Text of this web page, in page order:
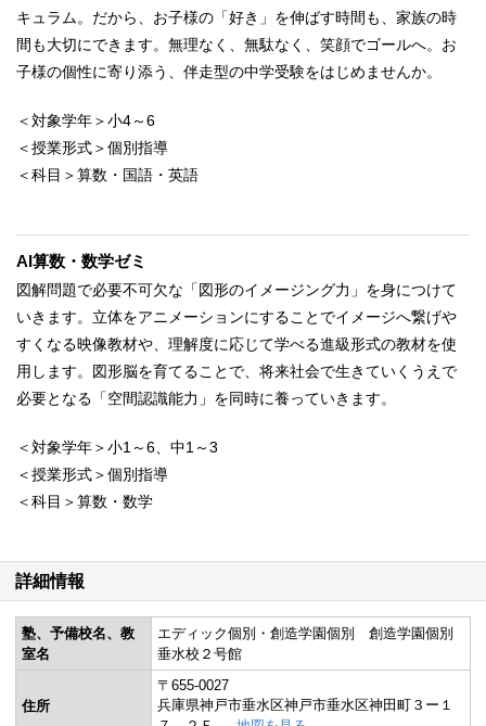
キュラム。だから、お子様の「好き」を伸ばす時間も、家族の時
間も大切にできます。無理なく、無駄なく、笑顔でゴールへ。お
子様の個性に寄り添う、伴走型の中学受験をはじめませんか。
＜対象学年＞小4～6
＜授業形式＞個別指導
＜科目＞算数・国語・英語
AI算数・数学ゼミ
図解問題で必要不可欠な「図形のイメージング力」を身につけて
いきます。立体をアニメーションにすることでイメージへ繋げや
すくなる映像教材や、理解度に応じて学べる進級形式の教材を使
用します。図形脳を育てることで、将来社会で生きていくうえで
必要となる「空間認識能力」を同時に養っていきます。
＜対象学年＞小1～6、中1～3
＜授業形式＞個別指導
＜科目＞算数・数学
詳細情報
塾、予備校名、教
室名
エディック個別・創造学園個別 創造学園個別
垂水校２号館
住所
〒655-0027
兵庫県神戸市垂水区神戸市垂水区神田町３ー１